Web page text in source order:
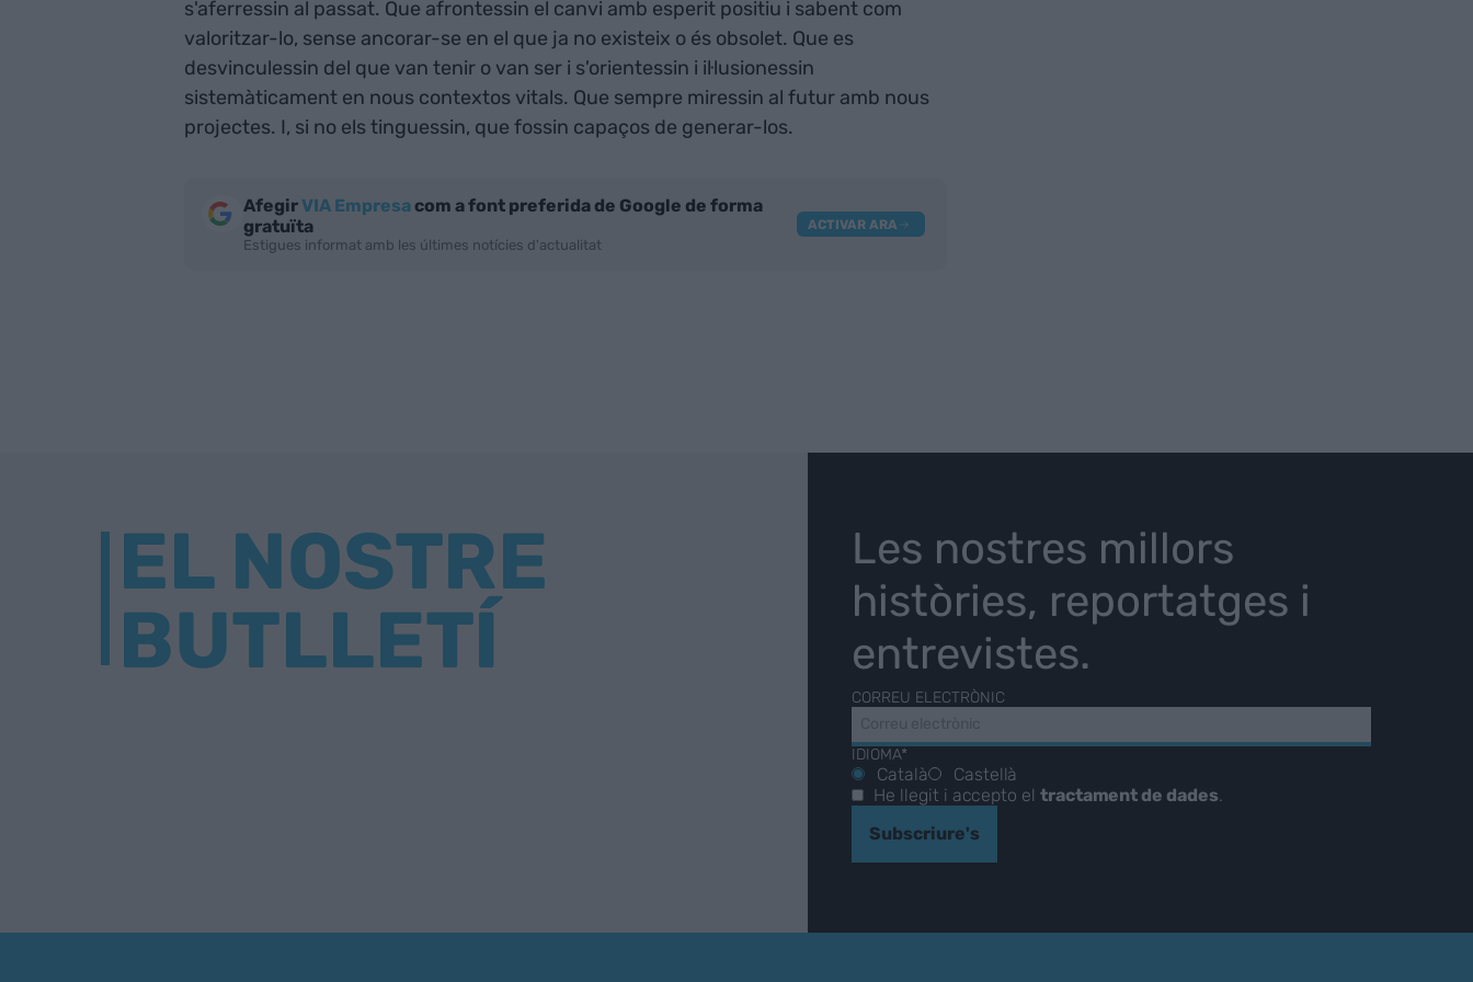
s'aferressin al passat. Que afrontessin el canvi amb esperit positiu i sabent com
valoritzar-lo, sense ancorar-se en el que ja no existeix o és obsolet. Que es
desvinculessin del que van tenir o van ser i s'orientessin i il·lusionessin
sistemàticament en nous contextos vitals. Que sempre miressin al futur amb nous
projectes. I, si no els tinguessin, que fossin capaços de generar-los.
AfegirVIA Empresacom a font preferida de Google de forma
gratuïta
Estigues informat amb les últimes notícies d'actualitat
ACTIVAR ARA
EL NOSTRE
BUTLLETÍ
Les nostres millors
històries, reportatges i
entrevistes.
CORREU ELECTRÒNIC
IDIOMA*
Català
Castellà
He llegit i accepto el tractament de dades.
Subscriure's